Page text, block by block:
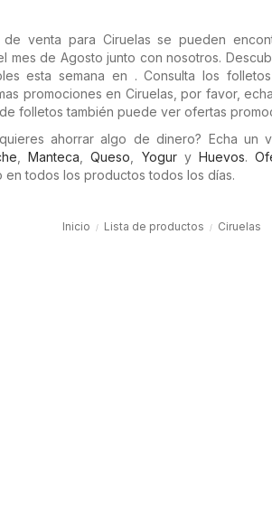
de venta para Ciruelas se pueden
mes de Agosto junto con nosotros.
esta semana en . Consulta los
promociones en Ciruelas, por favor,
folletos también puede ver ofertas
ahorrar algo de dinero? Echa un
Manteca ,Queso YoguryHuevos.
todos los productos todos los días.
Inicio Lista de productos Ciruelas